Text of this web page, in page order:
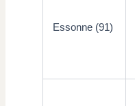
Essonne (91)